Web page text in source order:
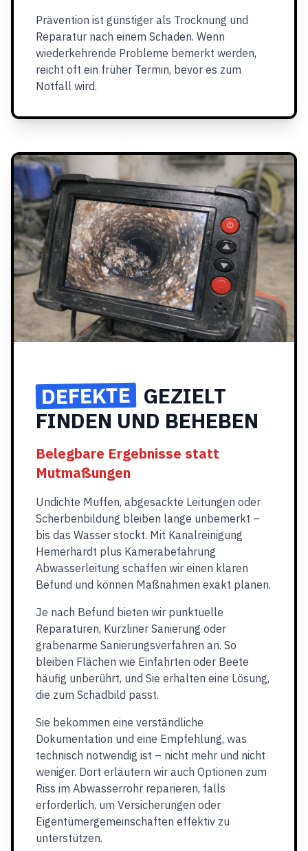
Prävention ist günstiger als Trocknung und
Reparatur nach einem Schaden. Wenn
wiederkehrende Probleme bemerkt werden,
reicht oft ein früher Termin, bevor es zum
Notfall wird.
DEFEKTE GEZIELT
FINDEN UND BEHEBEN
Belegbare Ergebnisse statt
Mutmaßungen
Undichte Muffen, abgesackte Leitungen oder
Scherbenbildung bleiben lange unbemerkt –
bis das Wasser stockt. Mit Kanalreinigung
Hemerhardt plus Kamerabefahrung
Abwasserleitung schaffen wir einen klaren
Befund und können Maßnahmen exakt planen.
Je nach Befund bieten wir punktuelle
Reparaturen, Kurzliner Sanierung oder
grabenarme Sanierungsverfahren an. So
bleiben Flächen wie Einfahrten oder Beete
häufig unberührt, und Sie erhalten eine Lösung,
die zum Schadbild passt.
Sie bekommen eine verständliche
Dokumentation und eine Empfehlung, was
technisch notwendig ist – nicht mehr und nicht
weniger. Dort erläutern wir auch Optionen zum
Riss im Abwasserrohr reparieren, falls
erforderlich, um Versicherungen oder
Eigentümergemeinschaften effektiv zu
unterstützen.